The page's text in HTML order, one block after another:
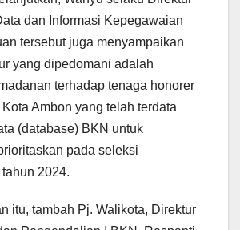
dan Informasi Kepegawaian
tersebut juga menyampaikan
yang dipedomani adalah
terhadap tenaga honorer
Ambon yang telah terdata
(database) BKN untuk
pada seleksi
2024.
itu, tambah Pj. Walikota, Direktur